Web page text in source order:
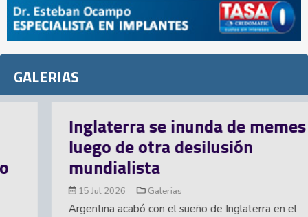
GALERIAS
Inglaterra se inunda de memes
luego de otra desilusión
mundialista
15 Jul 2026 Galerias
Argentina acabó con el sueño de Inglaterra en el